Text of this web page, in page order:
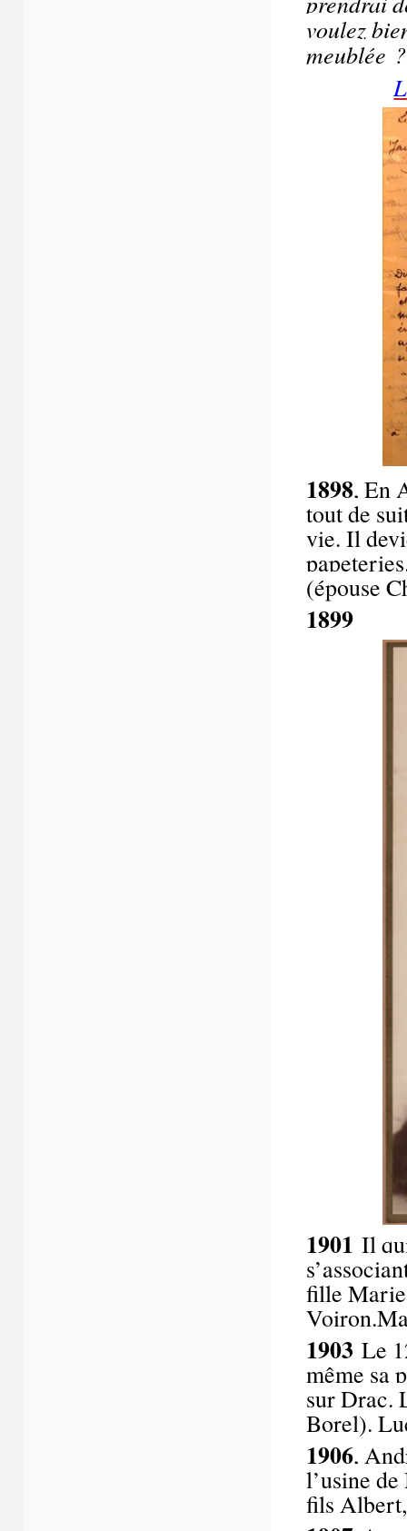
voulez
meublée ?
1898, En
tout de
vie. Il
(épouse
1899
1901 Il
fille
1903 Le
même sa
sur Drac.
Borel).
1906,
l’usine
fils